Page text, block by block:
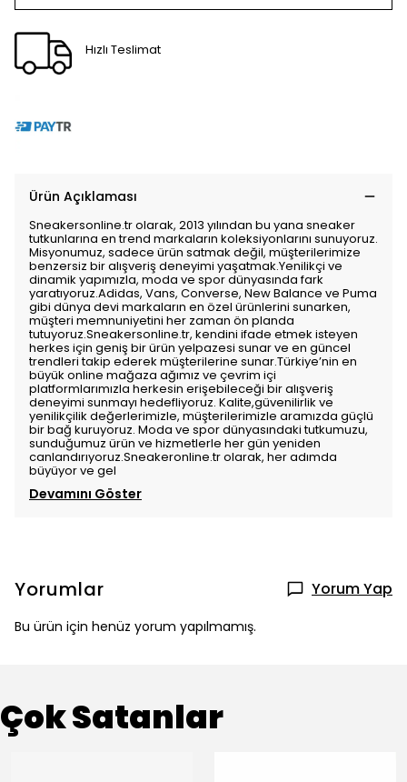
Hızlı Teslimat
Ürün Açıklaması
Sneakersonline.tr olarak, 2013 yılından bu yana sneaker
tutkunlarına en trend markaların koleksiyonlarını sunuyoruz.
Misyonumuz, sadece ürün satmak değil, müşterilerimize
benzersiz bir alışveriş deneyimi yaşatmak.Yenilikçi ve
dinamik yapımızla, moda ve spor dünyasında fark
yaratıyoruz.Adidas, Vans, Converse, New Balance ve Puma
gibi dünya devi markaların en özel ürünlerini sunarken,
müşteri memnuniyetini her zaman ön planda
tutuyoruz.Sneakersonline.tr, kendini ifade etmek isteyen
herkes için geniş bir ürün yelpazesi sunar ve en güncel
trendleri takip ederek müşterilerine sunar.Türkiye’nin en
büyük online mağaza ağımız ve çevrim içi
platformlarımızla herkesin erişebileceği bir alışveriş
deneyimi sunmayı hedefliyoruz. Kalite,güvenilirlik ve
yenilikçilik değerlerimizle, müşterilerimizle aramızda güçlü
bir bağ kuruyoruz. Moda ve spor dünyasındaki tutkumuzu,
sunduğumuz ürün ve hizmetlerle her gün yeniden
canlandırıyoruz.Sneakeronline.tr olarak, her adımda
büyüyor ve gel
Devamını Göster
Yorumlar Yorum Yap
Bu ürün için henüz yorum yapılmamış.
Çok Satanlar